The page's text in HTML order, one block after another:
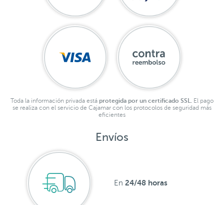
Toda la información privada está protegida por un certificado SSL.
El pago
se realiza con el servicio de Cajamar con los protocolos de seguridad más
eficientes
Envíos
En 24/48 horas